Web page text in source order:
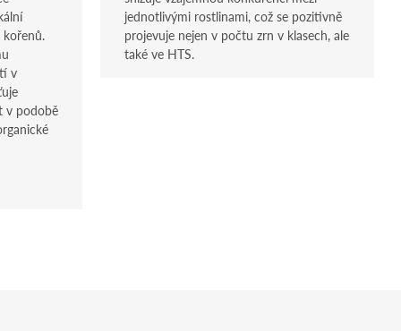
v
v podobě
jednotlivými rostlinami, což se pozitivně
projevuje nejen v počtu zrn v klasech, ale
také ve HTS.